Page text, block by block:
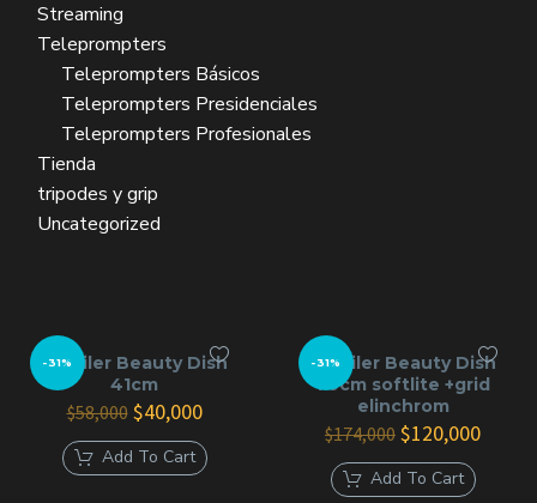
Streaming
Teleprompters
Teleprompters Básicos
Teleprompters Presidenciales
Teleprompters Profesionales
Tienda
tripodes y grip
Uncategorized
-31%
Alquiler Beauty Dish
41cm
$58,000 El
precio
original
era:
$40,000El
actual
es:
Add To Cart
-31%
Alquiler Beauty Dish
70cm softlite +grid
elinchrom
$174,000 El
precio
original
era:
$120,000El
Add To Cart